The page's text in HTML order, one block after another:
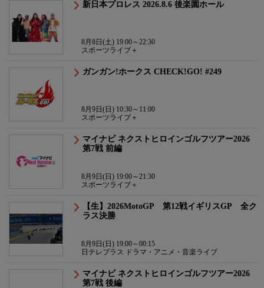
新日本プロレス 2026.8.6 後楽園ホール
8月8日(土) 19:00～22:30
スポーツライブ＋
ガンガン!ホークス CHECK!GO! #249
8月9日(日) 10:30～11:00
スポーツライブ＋
マイナビ ネクストヒロインゴルフツアー2026
第7戦 前編
8月9日(日) 19:00～21:30
スポーツライブ＋
【生】2026MotoGP 第12戦イギリスGP 全ク
ラス決勝
8月9日(日) 19:00～00:15
日テレプラス ドラマ・アニメ・音楽ライブ
マイナビ ネクストヒロインゴルフツアー2026
第7戦 後編